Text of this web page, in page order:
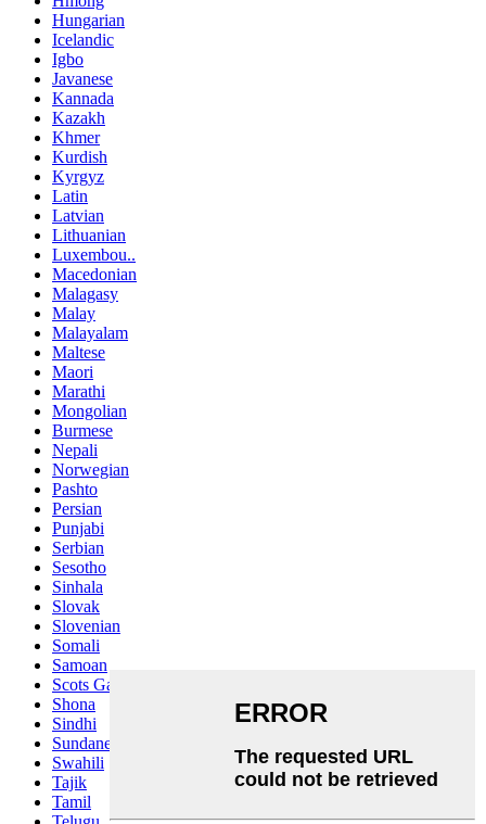
Hungarian
Icelandic
Igbo
Javanese
Kannada
Kazakh
Khmer
Kurdish
Kyrgyz
Latin
Latvian
Lithuanian
Luxembou..
Macedonian
Malagasy
Malay
Malayalam
Maltese
Maori
Marathi
Mongolian
Burmese
Nepali
Norwegian
Pashto
Persian
Punjabi
Serbian
Sesotho
Sinhala
Slovak
Slovenian
Somali
Samoan
Scots Gaelic
Shona
Sindhi
Sundanese
Swahili
Tajik
Tamil